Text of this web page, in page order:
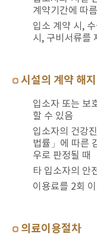
계약기간에 따름
입소 계약 시,
시, 구비서류를
시설의 계약 해
입소자 또는 보
할 수 있음
입소자의 건강
법률」에 따른
우로 판정될 때
타 입소자의 안
이용료를 2회
의료이용절차